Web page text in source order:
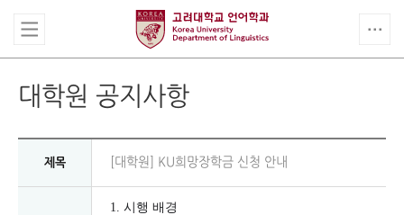
대학원 공지사항
제목 [대학원] KU희망장학금 신청 안내
1. 시행 배경